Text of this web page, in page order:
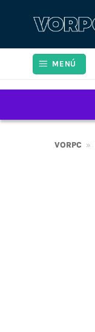
MENÚ
VORPC »